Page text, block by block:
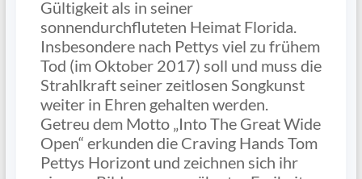
Gültigkeit als in seiner
sonnendurchfluteten Heimat Florida.
Insbesondere nach Pettys viel zu frühem
Tod (im Oktober 2017) soll und muss die
Strahlkraft seiner zeitlosen Songkunst
weiter in Ehren gehalten werden.
Getreu dem Motto „Into The Great Wide
Open“ erkunden die Craving Hands Tom
Pettys Horizont und zeichnen sich ihr